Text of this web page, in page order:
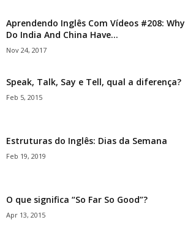
Aprendendo Inglês Com Vídeos #208: Why
Do India And China Have...
Nov 24, 2017
Speak, Talk, Say e Tell, qual a diferença?
Feb 5, 2015
Estruturas do Inglês: Dias da Semana
Feb 19, 2019
O que significa “So Far So Good”?
Apr 13, 2015